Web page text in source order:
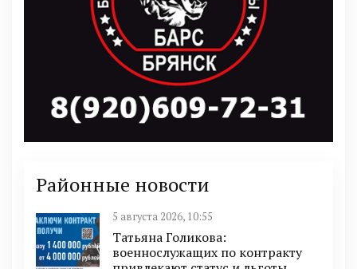
Районные новости
5 августа 2026, 10:55
Татьяна Голикова:
военнослужащих по контракту